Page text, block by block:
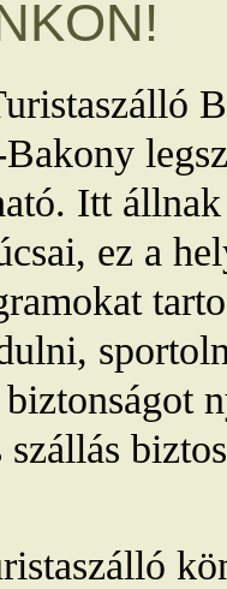
Itt
ez a
szállás